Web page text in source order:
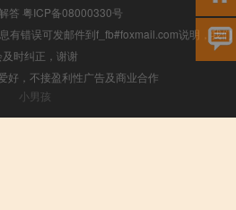
答 粤ICP备08000330号
有错误可发邮件到f_fb#foxmail.com说明，我们
及时纠正，谢谢
好，不接盈利性广告及商业合作
小男孩